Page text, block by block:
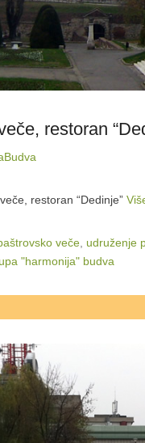
restoran
restoran “Dedinje”
veče udruženje
"harmonija" budva